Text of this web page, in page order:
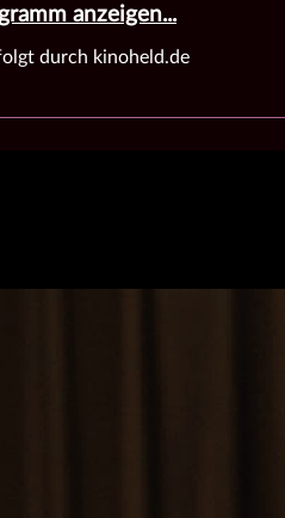
anzeigen...
durch kinoheld.de